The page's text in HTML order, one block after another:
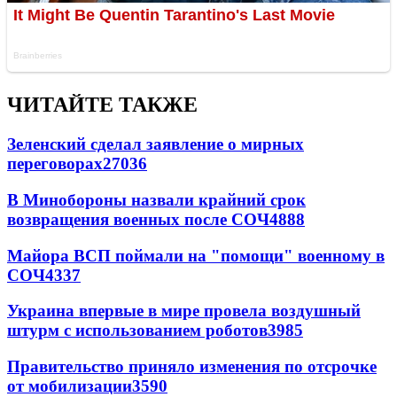
ЧИТАЙТЕ ТАКЖЕ
Зеленский сделал заявление о мирных
переговорах27036
В Минобороны назвали крайний срок
возвращения военных после СОЧ4888
Майора ВСП поймали на "помощи" военному в
СОЧ4337
Украина впервые в мире провела воздушный
штурм с использованием роботов3985
Правительство приняло изменения по отсрочке
от мобилизации3590